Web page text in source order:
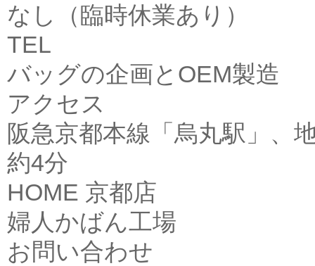
なし（臨時休業あり）
TEL
バッグの企画とOEM製造
アクセス
阪急京都本線「烏丸駅」、
約4分
HOME 京都店
婦人かばん工場
お問い合わせ